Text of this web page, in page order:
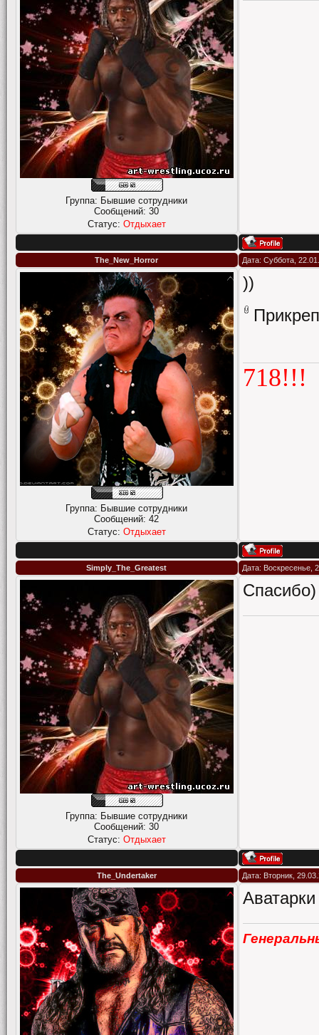
Группа: Бывшие сотрудники
Сообщений:30
Статус: Отдыхает
The_New_Horror Дата: Суббота,
Группа: Бывшие сотрудники
Сообщений:42
Статус: Отдыхает
))
718!!!
Simply_The_Greatest Дата: Воскресенье,
Группа: Бывшие сотрудники
Сообщений:30
Статус: Отдыхает
Спасибо)
The_Undertaker Дата: Вторник,
Аватарки